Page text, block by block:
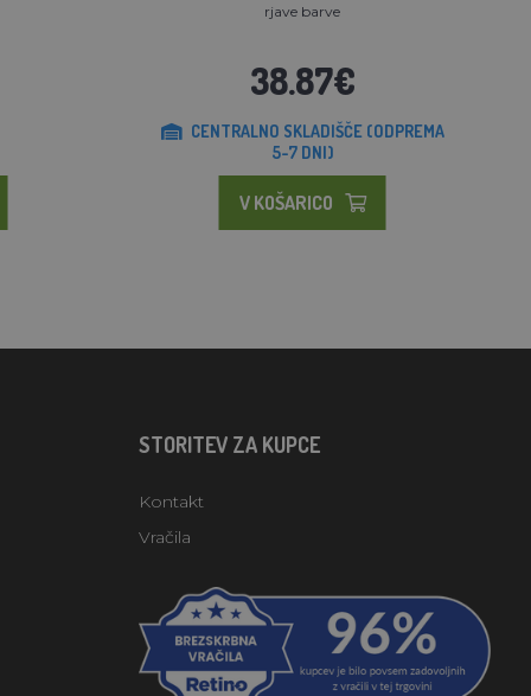
rjave barve
38.87€
CENTRALNO SKLADIŠČE (ODPREMA
5-7 DNI)
V KOŠARICO
STORITEV ZA KUPCE
Kontakt
Vračila